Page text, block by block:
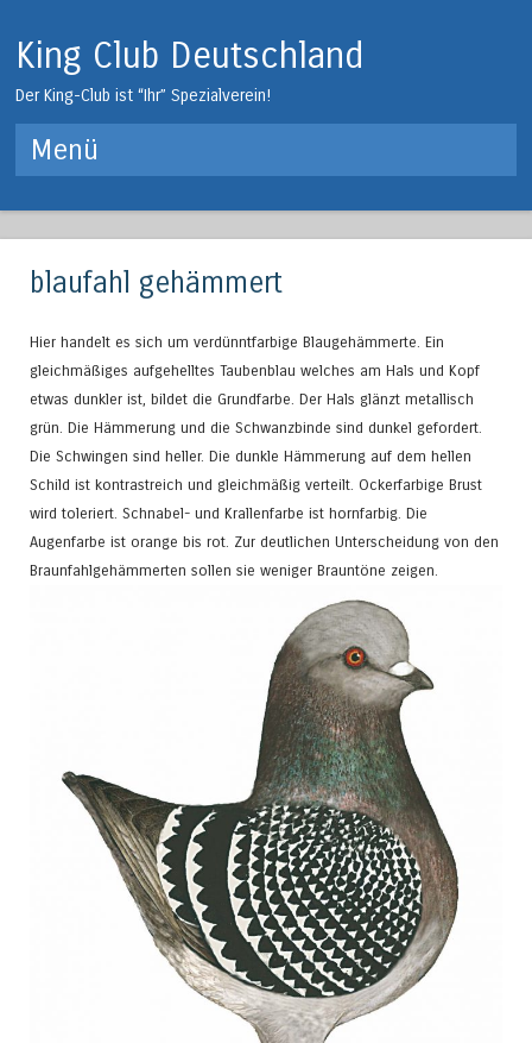
King Club Deutschland
Der King-Club ist “Ihr” Spezialverein!
Menü
blaufahl gehämmert
Hier handelt es sich um verdünntfarbige Blaugehämmerte. Ein
gleichmäßiges aufgehelltes Taubenblau welches am Hals und Kopf
etwas dunkler ist, bildet die Grundfarbe. Der Hals glänzt metallisch
grün. Die Hämmerung und die Schwanzbinde sind dunkel gefordert.
Die Schwingen sind heller. Die dunkle Hämmerung auf dem hellen
Schild ist kontrastreich und gleichmäßig verteilt. Ockerfarbige Brust
wird toleriert. Schnabel- und Krallenfarbe ist hornfarbig. Die
Augenfarbe ist orange bis rot. Zur deutlichen Unterscheidung von den
Braunfahlgehämmerten sollen sie weniger Brauntöne zeigen.